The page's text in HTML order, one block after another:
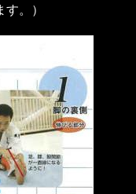
。）